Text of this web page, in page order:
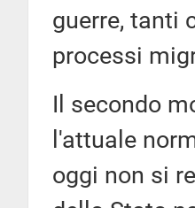
guerre, tanti
processi
Il secondo
l'attuale
oggi non si